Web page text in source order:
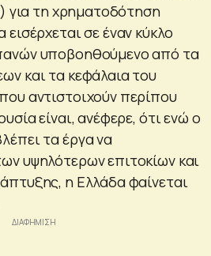
για τη χρηματοδότηση
σε έναν κύκλο
υποβοηθούμενο από τα
και τα κεφάλαια του
αντιστοιχούν περίπου
είναι, ανέφερε, ότι ενώ ο
τα έργα να
υψηλότερων επιτοκίων και
η Ελλάδα φαίνεται